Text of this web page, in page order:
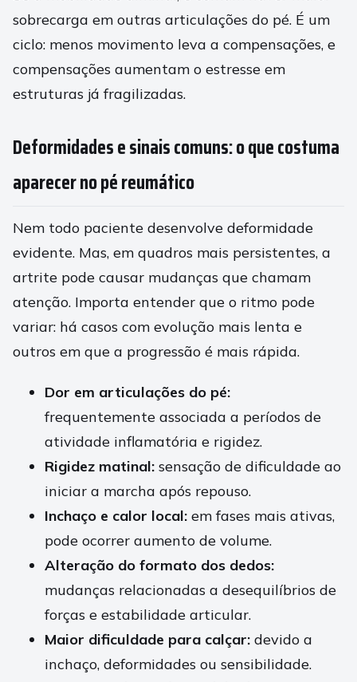
sobrecarga em outras articulações do pé. É um
ciclo: menos movimento leva a compensações, e
compensações aumentam o estresse em
estruturas já fragilizadas.
Deformidades e sinais comuns: o que costuma
aparecer no pé reumático
Nem todo paciente desenvolve deformidade
evidente. Mas, em quadros mais persistentes, a
artrite pode causar mudanças que chamam
atenção. Importa entender que o ritmo pode
variar: há casos com evolução mais lenta e
outros em que a progressão é mais rápida.
Dor em articulações do pé:
frequentemente associada a períodos de
atividade inflamatória e rigidez.
Rigidez matinal: sensação de dificuldade ao
iniciar a marcha após repouso.
Inchaço e calor local: em fases mais ativas,
pode ocorrer aumento de volume.
Alteração do formato dos dedos:
mudanças relacionadas a desequilíbrios de
forças e estabilidade articular.
Maior dificuldade para calçar: devido a
inchaço, deformidades ou sensibilidade.